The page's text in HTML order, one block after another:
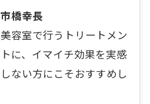
市橋幸長
美容室で行うトリートメン
トに、イマイチ効果を実感
しない方にこそおすすめし